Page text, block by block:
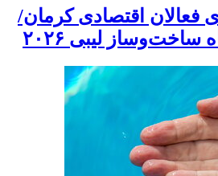
فعالان اقتصادی کرمان/
لیبی ۲۰۲۶